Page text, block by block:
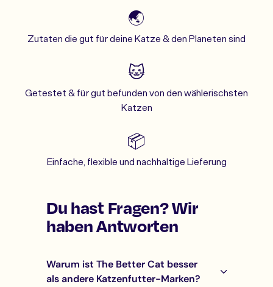
🌏
Zutaten die gut für deine Katze & den Planeten sind
🐱
Getestet & für gut befunden von den wählerischsten
Katzen
📦
Einfache, flexible und nachhaltige Lieferung
Du hast Fragen? Wir
haben Antworten
Warum ist The Better Cat besser
als andere Katzenfutter-Marken?